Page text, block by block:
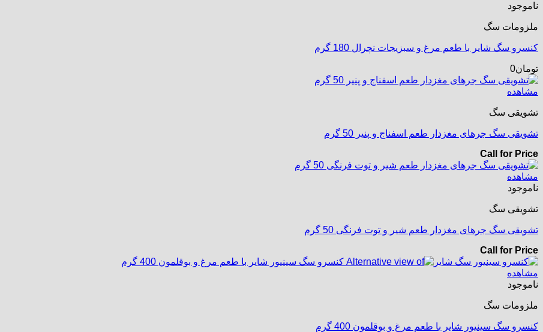
ناموجود
ملزومات سگ
کنسرو سگ شایر با طعم مرغ و سبزیجات نچرال 180 گرم
تومان0
مشاهده
تشویقی سگ
تشویقی سگ جرهای مغزدار طعم اسفناج و پنیر 50 گرم
Call for Price
مشاهده
ناموجود
تشویقی سگ
تشویقی سگ جرهای مغزدار طعم شیر و توت فرنگی 50 گرم
Call for Price
مشاهده
ناموجود
ملزومات سگ
کنسرو سگ سینیور شایر با طعم مرغ و بوقلمون 400 گرم